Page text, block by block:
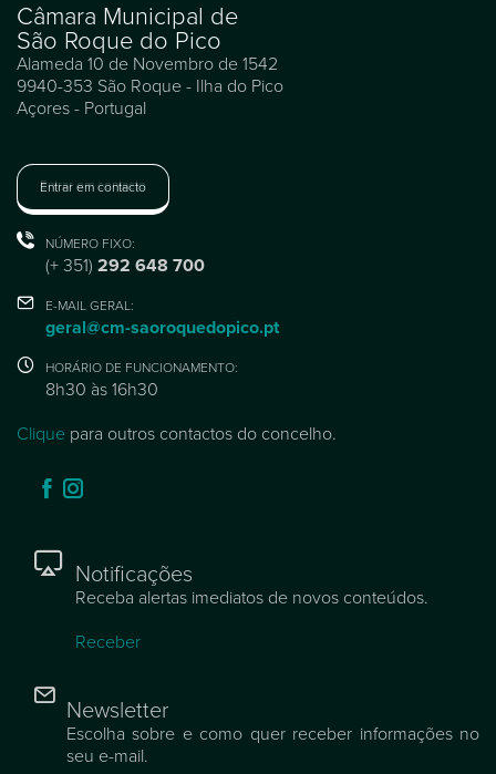
Câmara Municipal de
São Roque do Pico
Alameda 10 de Novembro de 1542
9940-353 São Roque - Ilha do Pico
Açores - Portugal
Entrar em contacto
NÚMERO FIXO:
(+ 351) 292 648 700
E-MAIL GERAL:
geral@cm-saoroquedopico.pt
HORÁRIO DE FUNCIONAMENTO:
8h30 às 16h30
Clique para outros contactos do concelho.
Notificações
Receba alertas imediatos de novos conteúdos.
Receber
Newsletter
Escolha sobre e como quer receber informações no
seu e-mail.